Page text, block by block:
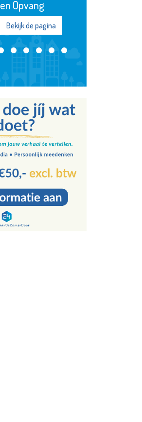
Bekijk de pagina